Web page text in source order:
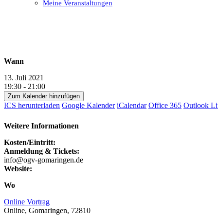
Meine Veranstaltungen
Wann
13. Juli 2021
19:30 - 21:00
Zum Kalender hinzufügen
ICS herunterladen Google Kalender iCalendar Office 365 Outlook
Weitere Informationen
Kosten/Eintritt:
Anmeldung & Tickets:
info@ogv-gomaringen.de
Website:
Wo
Online Vortrag
Online, Gomaringen, 72810